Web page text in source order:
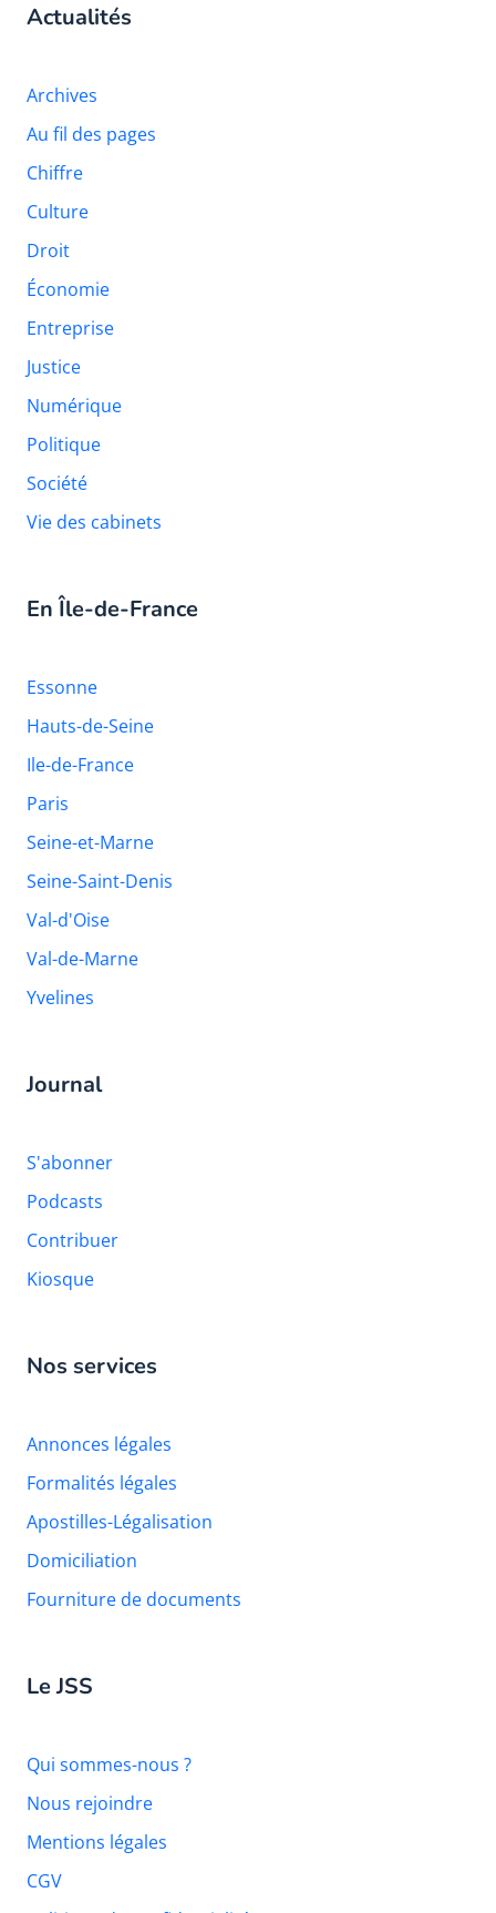
Actualités
Archives
Au fil des pages
Chiffre
Culture
Droit
Économie
Entreprise
Justice
Numérique
Politique
Société
Vie des cabinets
En Île-de-France
Essonne
Hauts-de-Seine
Ile-de-France
Paris
Seine-et-Marne
Seine-Saint-Denis
Val-d'Oise
Val-de-Marne
Yvelines
Journal
S'abonner
Podcasts
Contribuer
Kiosque
Nos services
Annonces légales
Formalités légales
Apostilles-Légalisation
Domiciliation
Fourniture de documents
Le JSS
Qui sommes-nous ?
Nous rejoindre
Mentions légales
CGV